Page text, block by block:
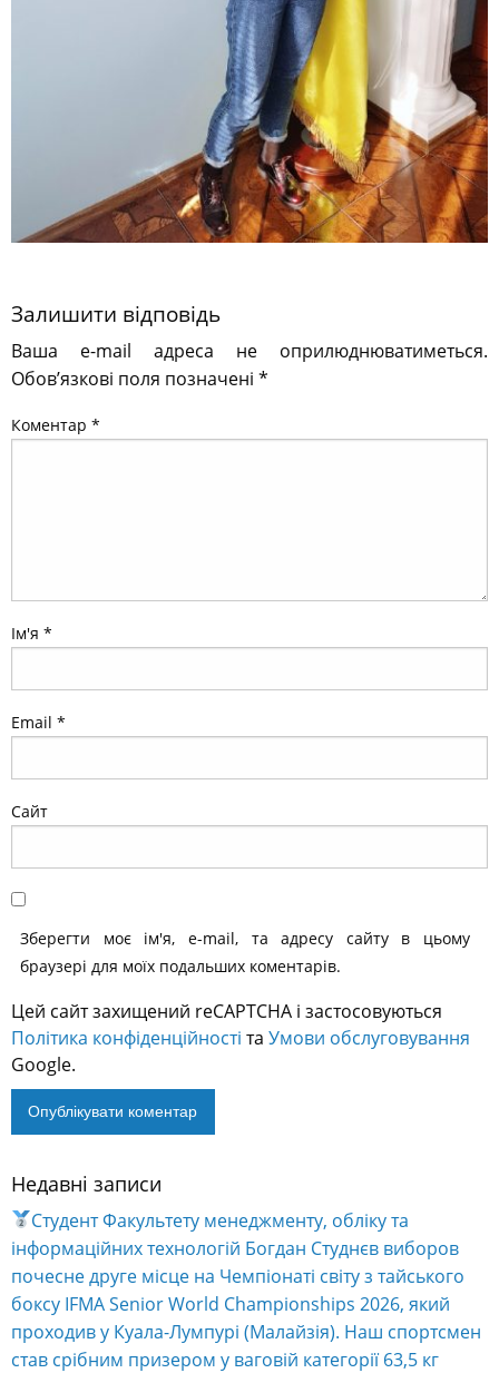
Залишити відповідь
Ваша e-mail адреса не оприлюднюватиметься.
Обов’язкові поля позначені *
Коментар *
Ім'я *
Email *
Сайт
Зберегти моє ім'я, e-mail, та адресу сайту в цьому
браузері для моїх подальших коментарів.
Цей сайт захищений reCAPTCHA і застосовуються
Політика конфіденційності та Умови обслуговування
Google.
Alternative:
Недавні записи
Студент Факультету менеджменту, обліку та
інформаційних технологій Богдан Студнєв виборов
почесне друге місце на Чемпіонаті світу з тайського
боксу IFMA Senior World Championships 2026, який
проходив у Куала-Лумпурі (Малайзія). Наш спортсмен
став срібним призером у ваговій категорії 63,5 кг